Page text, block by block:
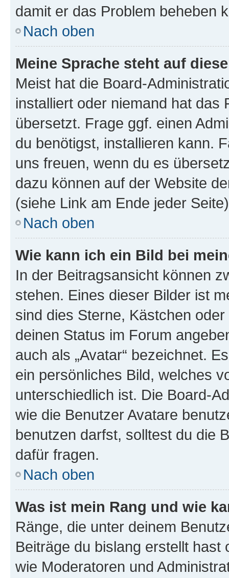
damit er das Problem beheben
Nach oben
Meine Sprache steht auf
Meist hat die Board-
installiert oder niemand hat das
übersetzt. Frage ggf. einen
du benötigst, installieren kann.
uns freuen, wenn du es
dazu können auf der Website
(siehe Link am Ende jeder
Nach oben
Wie kann ich ein Bild bei
In der Beitragsansicht können
stehen. Eines dieser Bilder ist
sind dies Sterne, Kästchen
deinen Status im Forum
auch als „Avatar“ bezeichnet.
ein persönliches Bild, welches
unterschiedlich ist. Die Board-
wie die Benutzer Avatare
benutzen darfst, solltest du die
dafür fragen.
Nach oben
Was ist mein Rang und wie
Ränge, die unter deinem
Beiträge du bislang erstellt
wie Moderatoren und